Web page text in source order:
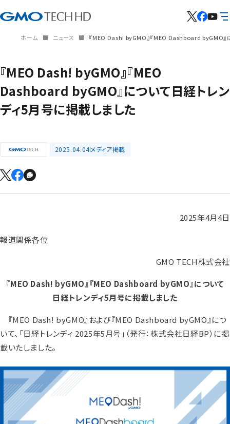
ホーム ニュース 『MEO Dash! byGMO』『MEO Dashboard byGMO』
『MEO Dash! byGMO』『MEO
Dashboard byGMO』について日経トレン
ディ5月号に掲載しました
2025.04.04メディア掲載
2025年4月4日
報道関係各位
GMO TECH株式会社
『MEO Dash! byGMO』『MEO Dashboard byGMO』について
日経トレンディ5月号に掲載しました
『MEO Dash! byGMO』および『MEO Dashboard byGMO』につ
いて、「日経トレンディ 2025年5月号」（発行：株式会社日経BP）に掲
載いたしました。